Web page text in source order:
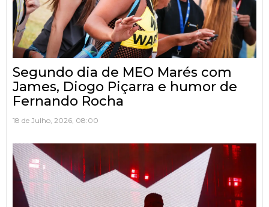
Segundo dia de MEO Marés com
James, Diogo Piçarra e humor de
Fernando Rocha
18 de Julho, 2026, 08:00